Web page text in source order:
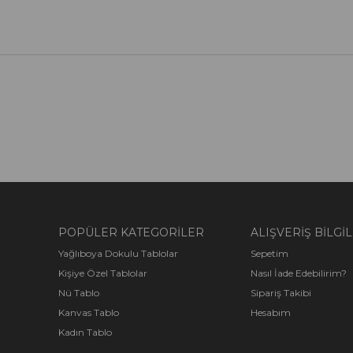
POPÜLER KATEGORİLER
Yağlıboya Dokulu Tablolar
Kişiye Özel Tablolar
Nü Tablo
Kanvas Tablo
Kadın Tablo
ALIŞVERİŞ
Sepetim
Nasıl İade Edebilirim?
Sipariş Takibi
Hesabım